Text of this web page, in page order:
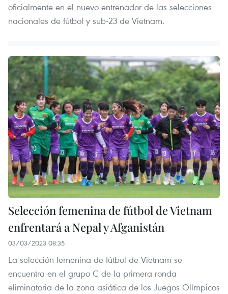
oficialmente en el nuevo entrenador de las selecciones
nacionales de fútbol y sub-23 de Vietnam.
Selección femenina de fútbol de Vietnam
enfrentará a Nepal y Afganistán
03/03/2023 08:35
La selección femenina de fútbol de Vietnam se
encuentra en el grupo C de la primera ronda
eliminatoria de la zona asiática de los Juegos Olímpicos